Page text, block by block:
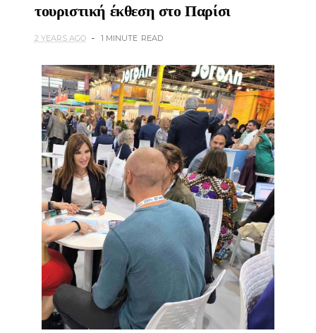
τουριστική έκθεση στο Παρίσι
2 YEARS AGO 1 MINUTE READ